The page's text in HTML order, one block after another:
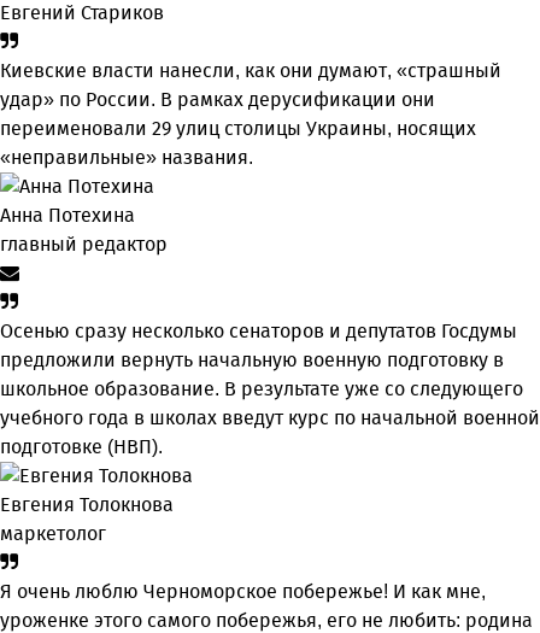
Евгений Стариков
Киевские власти нанесли, как они думают, «страшный
удар» по России. В рамках дерусификации они
переименовали 29 улиц столицы Украины, носящих
«неправильные» названия.
Анна Потехина
главный редактор
Осенью сразу несколько сенаторов и депутатов Госдумы
предложили вернуть начальную военную подготовку в
школьное образование. В результате уже со следующего
учебного года в школах введут курс по начальной военной
подготовке (НВП).
Евгения Толокнова
маркетолог
Я очень люблю Черноморское побережье! И как мне,
уроженке этого самого побережья, его не любить: родина